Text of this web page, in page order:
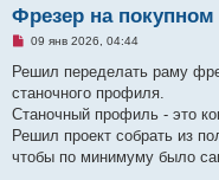
Фрезер на
Н
п
о
ч
т
а
09 янв 2026, 04:44
Решил переделать раму
станочного профиля.
Станочный профиль - это
Решил проект собрать из
чтобы по минимуму было